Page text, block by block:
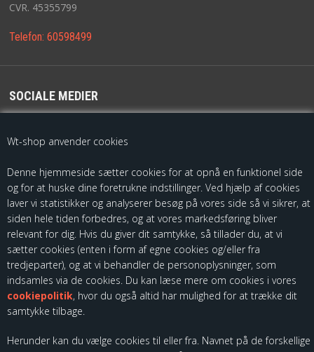
Wt-shop anvender cookies
Denne hjemmeside sætter cookies for at opnå en funktionel side
og for at huske dine foretrukne indstillinger. Ved hjælp af cookies
laver vi statistikker og analyserer besøg på vores side så vi sikrer, at
siden hele tiden forbedres, og at vores markedsføring bliver
relevant for dig. Hvis du giver dit samtykke, så tillader du, at vi
sætter cookies (enten i form af egne cookies og/eller fra
tredjeparter), og at vi behandler de personoplysninger, som
indsamles via de cookies. Du kan læse mere om cookies i vores
cookiepolitik, hvor du også altid har mulighed for at trække dit
samtykke tilbage.
Herunder kan du vælge cookies til eller fra. Navnet på de forskellige
CVR. 45355799
Telefon: 60598499
SOCIALE MEDIER
Som importør af fødevarekontaktmaterialer, skal vi være registreret
hos Fødevarestyrelsen. Du kan finde vores kontrolrapporter ved at
følge dette link: